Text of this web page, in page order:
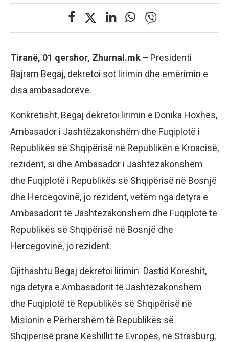
Tiranë, 01 qershor, Zhurnal.mk – Presidenti
Bajram Begaj, dekretoi sot lirimin dhe emërimin e
disa ambasadorëve.
Konkretisht, Begaj dekretoi lirimin e Donika Hoxhës,
Ambasador i Jashtëzakonshëm dhe Fuqiplotë i
Republikës së Shqipërisë në Republikën e Kroacisë,
rezident, si dhe Ambasador i Jashtëzakonshëm
dhe Fuqiplotë i Republikës së Shqipërisë në Bosnjë
dhe Hercegovinë, jo rezident, vetëm nga detyra e
Ambasadorit të Jashtëzakonshëm dhe Fuqiplotë të
Republikës së Shqipërisë në Bosnjë dhe
Hercegovinë, jo rezident.
Gjithashtu Begaj dekretoi lirimin Dastid Koreshit,
nga detyra e Ambasadorit të Jashtëzakonshëm
dhe Fuqiplotë të Republikës së Shqipërisë në
Misionin e Përhershëm të Republikës së
Shqipërisë pranë Këshillit të Evropës, në Strasburg,